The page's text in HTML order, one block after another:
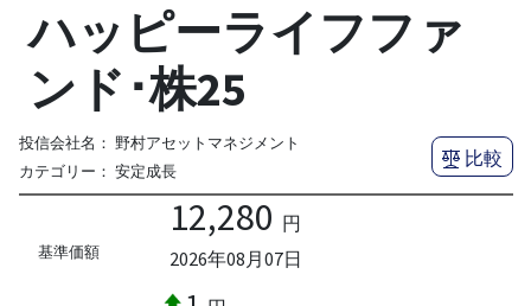
ハッピーライフファ
ンド･株25
投信会社名： 野村アセットマネジメント
カテゴリー： 安定成長
比較
基準価額
12,280 円
2026年08月07日